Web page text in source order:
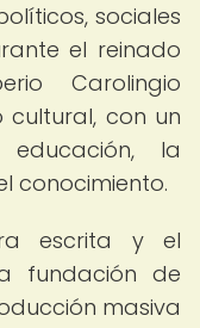
sociales
el reinado
Carolingio
cultural, con un
la
conocimiento.
escrita y el
fundación de
masiva